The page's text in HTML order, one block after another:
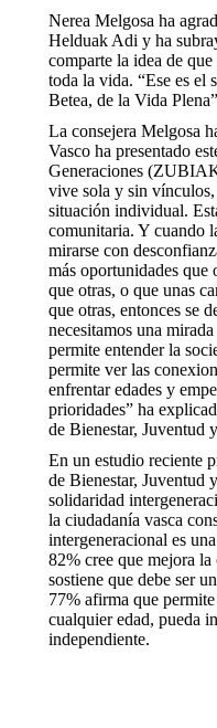
Nerea Melgosa ha
Helduak Adi y ha
comparte la idea de
toda la vida. “Ese es el
Betea, de la Vida
La consejera Melgosa
Vasco ha presentado
Generaciones
vive sola y sin vínculos,
situación individual.
comunitaria. Y cuando
mirarse con
más oportunidades que
que otras, o que unas
que otras, entonces se
necesitamos una
permite entender la
permite ver las
enfrentar edades y
prioridades” ha
de Bienestar, Juventud
En un estudio reciente
de Bienestar, Juventud
solidaridad
la ciudadanía vasca
intergeneracional es
82% cree que mejora
sostiene que debe ser
77% afirma que
cualquier edad, pueda
independiente.